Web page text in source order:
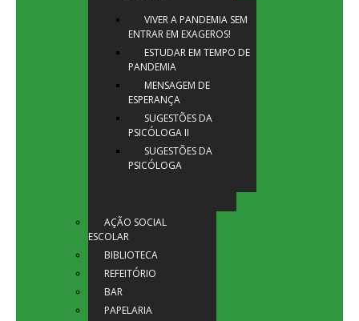
VIVER A PANDEMIA SEM
ENTRAR EM EXAGEROS!
ESTUDAR EM TEMPO DE
PANDEMIA
MENSAGEM DE
ESPERANÇA
SUGESTÕES DA
PSICÓLOGA II
SUGESTÕES DA
PSICÓLOGA
AÇÃO SOCIAL
ESCOLAR
BIBLIOTECA
REFEITÓRIO
BAR
PAPELARIA